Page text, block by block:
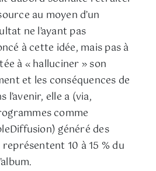
au moyen d’un
ne l’ayant pas
à cette idée, mais pas à
à « halluciner » son
et les conséquences de
l’avenir, elle a (via,
comme
généré des
10 à 15 % du